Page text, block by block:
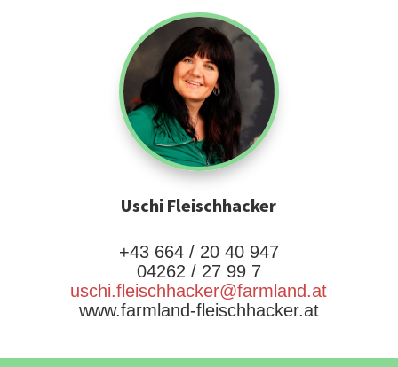
Uschi Fleischhacker
+43 664 / 20 40 947
04262 / 27 99 7
uschi.fleischhacker@farmland.at
www.farmland-fleischhacker.at